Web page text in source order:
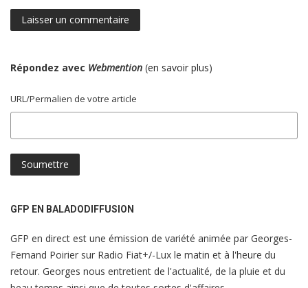
Répondez avec Webmention (en savoir plus)
URL/Permalien de votre article
GFP EN BALADODIFFUSION
GFP en direct est une émission de variété animée par Georges-
Fernand Poirier sur Radio Fiat+/-Lux le matin et à l'heure du
retour. Georges nous entretient de l'actualité, de la pluie et du